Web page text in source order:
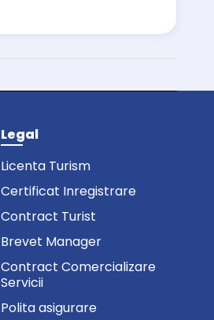
Legal
Licenta Turism
Certificat Inregistrare
Contract Turist
Brevet Manager
Contract Comercializare
Servicii
Polita asigurare